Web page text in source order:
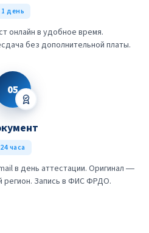
1 день
онлайн в удобное время.
без дополнительной платы.
05
24 часа
в день аттестации. Оригинал —
регион. Запись в ФИС ФРДО.